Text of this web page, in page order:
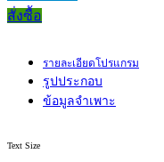
สั่งซื้อ
รายละเอียดโปรแกรม
รูปประกอบ
ข้อมูลจำเพาะ
Text Size